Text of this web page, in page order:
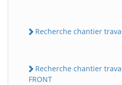
Recherche chantier
Recherche chantier
FRONT